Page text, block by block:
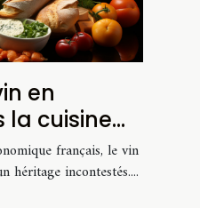
en
la cuisine
français, le vin
héritage incontestés....